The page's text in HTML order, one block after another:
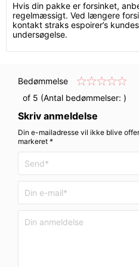
Hvis din pakke er forsinket,
regelmæssigt. Ved længere
kontakt straks espoirer’s
undersøgelse.
Bedømmelse
of 5 (Antal bedømmelser: )
Skriv anmeldelse
Din e-mailadresse vil ikke blive
markeret *